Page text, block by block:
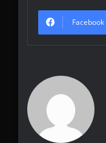
Facebook